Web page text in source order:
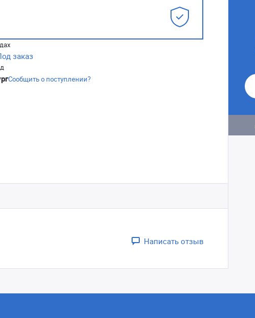
заказ
Сообщить о поступлении?
Написать отзыв